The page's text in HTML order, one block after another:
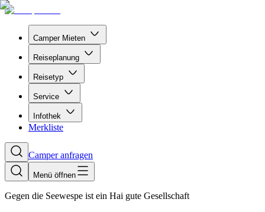
Camper Mieten
Reiseplanung
Reisetyp
Service
Infothek
Merkliste
Camper anfragen
Menü öffnen
Gegen die Seewespe ist ein Hai gute Gesellschaft